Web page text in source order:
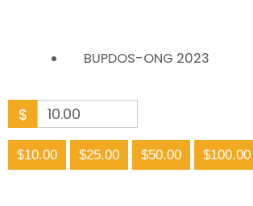
BUPDOS-ONG 2023
$
$10.00 $25.00 $50.00 $100.00